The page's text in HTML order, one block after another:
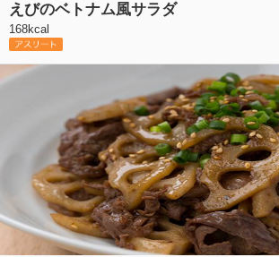
えびのベトナム風サラダ
168kcal